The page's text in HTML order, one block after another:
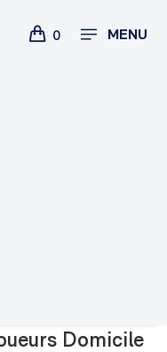
0 MENU
Domicile